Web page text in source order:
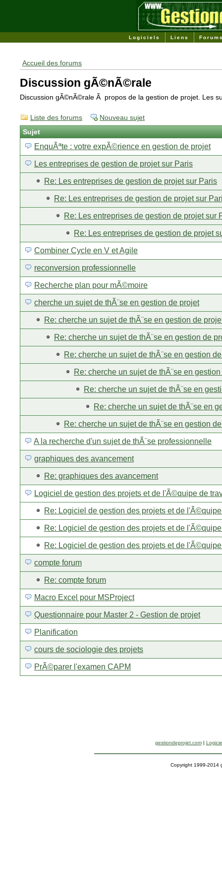
Logiciels Liens
Accueil des forums
Discussion gÃ©nÃ©rale
Discussion gÃ©nÃ©rale Ã propos de la gestion de projet. Les
Liste des forums
Nouveau sujet
Sujet
EnquÃªte : votre expÃ©rience en gestion de projet
Les entreprises de gestion de projet sur Paris
Re: Les entreprises de gestion de projet sur Paris
Re: Les entreprises de gestion de projet sur
Re: Les entreprises de gestion de projet sur
Re: Les entreprises de gestion de projet
Combiner Cycle en V et Agile
reconversion professionnelle
Recherche plan pour mÃ©moire
cherche un sujet de thÃ¨se en gestion de projet
Re: cherche un sujet de thÃ¨se en gestion de
Re: cherche un sujet de thÃ¨se en gestion de
Re: cherche un sujet de thÃ¨se en gestion
Re: cherche un sujet de thÃ¨se en
Re: cherche un sujet de thÃ¨se en
Re: cherche un sujet de thÃ¨se en
Re: cherche un sujet de thÃ¨se en gestion
A la recherche d'un sujet de thÃ¨se professionnelle
graphiques des avancement
Re: graphiques des avancement
Logiciel de gestion des projets et de l'Ã©quipe de
Re: Logiciel de gestion des projets et de
Re: Logiciel de gestion des projets et de
Re: Logiciel de gestion des projets et de
compte forum
Re: compte forum
Macro Excel pour MSProject
Questionnaire pour Master 2 - Gestion de projet
Planification
cours de sociologie des projets
PrÃ©parer l'examen CAPM
gestiondeprojet.com|
Copyright 1999-2014